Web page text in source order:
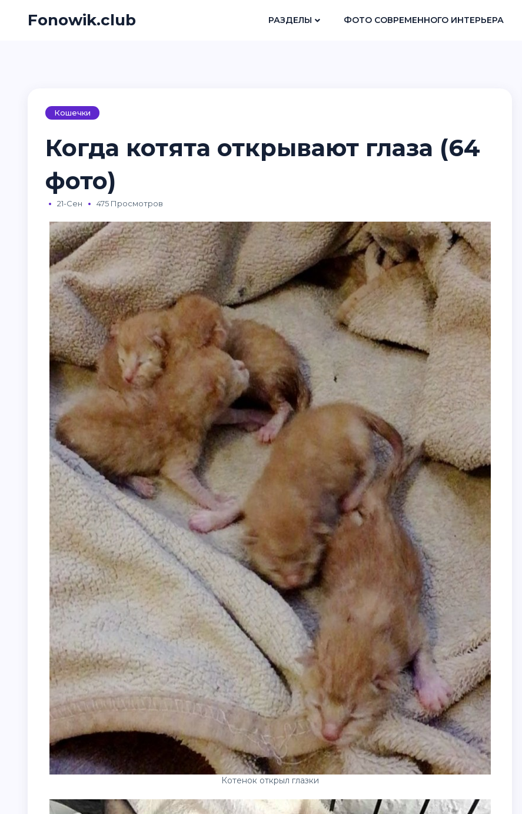
Fonowik.club РАЗДЕЛЫ ФОТО СОВРЕМЕННОГО ИНТЕРЬЕРА
Кошечки
Когда котята открывают глаза (64
фото)
21-Сен 475 Просмотров
Котенок открыл глазки